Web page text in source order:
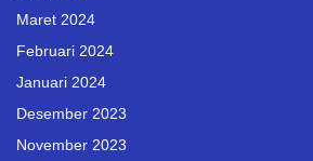
Maret 2024
Februari 2024
Januari 2024
Desember 2023
November 2023